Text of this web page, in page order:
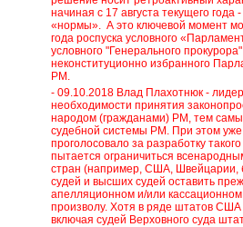
начиная с 17 августа текущего
«нормы». А это ключевой момент
года роспуска условного
условного "Генерального
неконституционно избранного
РМ.
- 09.10.2018 Влад Плахотнюк -
необходимости принятия
народом (гражданами) РМ, тем
судебной системы РМ. При этом
проголосовало за разработку
пытается ограничиться
стран (например, США, Швейцарии,
судей и высших судей оставить
апелляционном и/или
произволу. Хотя в ряде штатов
включая судей Верховного суда